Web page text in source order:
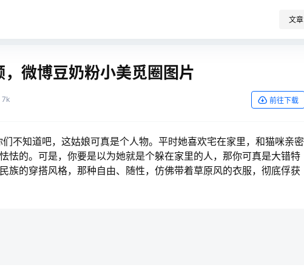
文章
微博豆奶粉小美觅圈图片
7k 前往下载
不知道吧，这姑娘可真是个人物。平时她喜欢宅在家里，和猫咪亲密
怯的。可是，你要是以为她就是个躲在家里的人，那你可真是大错特
族的穿搭风格，那种自由、随性，仿佛带着草原风的衣服，彻底俘获